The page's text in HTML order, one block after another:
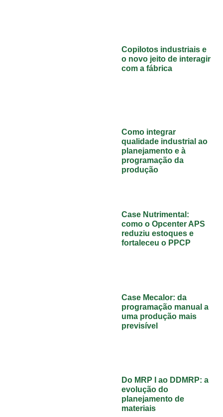
Copilotos industriais e
o novo jeito de interagir
com a fábrica
Como integrar
qualidade industrial ao
planejamento e à
programação da
produção
Case Nutrimental:
como o Opcenter APS
reduziu estoques e
fortaleceu o PPCP
Case Mecalor: da
programação manual a
uma produção mais
previsível
Do MRP I ao DDMRP: a
evolução do
planejamento de
materiais